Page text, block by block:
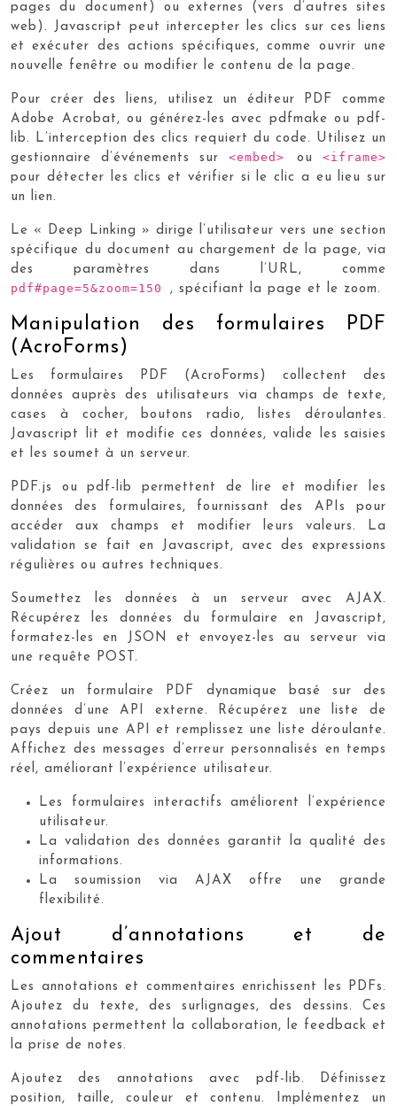
pages du document) ou externes (vers d’autres sites
web). Javascript peut intercepter les clics sur ces liens
et exécuter des actions spécifiques, comme ouvrir une
nouvelle fenêtre ou modifier le contenu de la page.
Pour créer des liens, utilisez un éditeur PDF comme
Adobe Acrobat, ou générez-les avec pdfmake ou pdf-
lib. L’interception des clics requiert du code. Utilisez un
gestionnaire d’événements sur <embed> ou <iframe>
pour détecter les clics et vérifier si le clic a eu lieu sur
un lien.
Le « Deep Linking » dirige l’utilisateur vers une section
spécifique du document au chargement de la page, via
des paramètres dans l’URL, comme
pdf#page=5&zoom=150 , spécifiant la page et le zoom.
Manipulation des formulaires PDF
(AcroForms)
Les formulaires PDF (AcroForms) collectent des
données auprès des utilisateurs via champs de texte,
cases à cocher, boutons radio, listes déroulantes.
Javascript lit et modifie ces données, valide les saisies
et les soumet à un serveur.
PDF.js ou pdf-lib permettent de lire et modifier les
données des formulaires, fournissant des APIs pour
accéder aux champs et modifier leurs valeurs. La
validation se fait en Javascript, avec des expressions
régulières ou autres techniques.
Soumettez les données à un serveur avec AJAX.
Récupérez les données du formulaire en Javascript,
formatez-les en JSON et envoyez-les au serveur via
une requête POST.
Créez un formulaire PDF dynamique basé sur des
données d’une API externe. Récupérez une liste de
pays depuis une API et remplissez une liste déroulante.
Affichez des messages d’erreur personnalisés en temps
réel, améliorant l’expérience utilisateur.
Les formulaires interactifs améliorent l’expérience
utilisateur.
La validation des données garantit la qualité des
informations.
La soumission via AJAX offre une grande
flexibilité.
Ajout d’annotations et de
commentaires
Les annotations et commentaires enrichissent les PDFs.
Ajoutez du texte, des surlignages, des dessins. Ces
annotations permettent la collaboration, le feedback et
la prise de notes.
Ajoutez des annotations avec pdf-lib. Définissez
position, taille, couleur et contenu. Implémentez un